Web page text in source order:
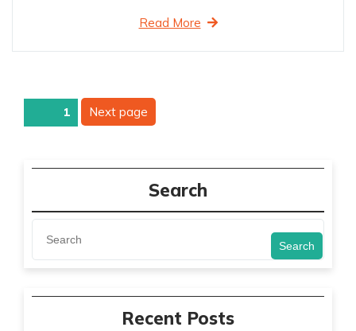
Read More
Pagination
publications
1 Next page
Search
Search
Recent Posts